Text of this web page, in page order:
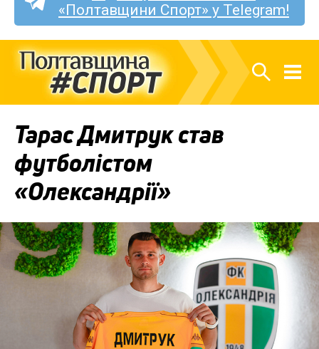
«Полтавщини Спорт» у Telegram!
Тарас Дмитрук став
футболістом
«Олександрії»